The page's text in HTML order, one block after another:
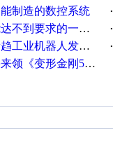
能制造的数控系统 ·
到要求的一些因素 ·
业机器人发展迅猛 ·
变形金刚5》观影券